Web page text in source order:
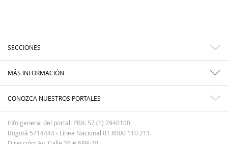
SECCIONES
MÁS INFORMACIÓN
CONOZCA NUESTROS PORTALES
Info general del portal: PBX: 57 (1) 2940100.
Bogotá 5714444 - Línea Nacional 01 8000 110 211.